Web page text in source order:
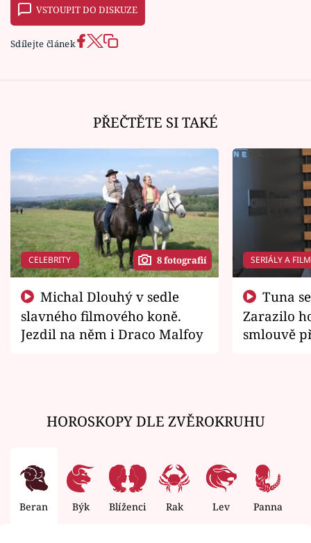
VSTOUPIT DO DISKUZE
Sdílejte článek
PŘEČTĚTE SI TAKÉ
CELEBRITY 8 fotografií
slavného filmového koně.
Jezdil na něm i Draco Malfoy
SERIÁLY A
Zarazilo
smlouvě
HOROSKOPY DLE ZVĚROKRUHU
Beran Býk Blíženci Rak Lev Panna